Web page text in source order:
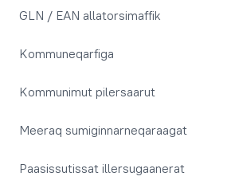
GLN / EAN allatorsimaffik
Kommuneqarfiga
Kommunimut pilersaarut
Meeraq sumiginnarneqaraagat
Paasissutissat illersugaanerat